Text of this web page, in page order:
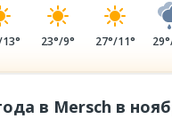
13° 23°/9° 27°/11° 29
в Mersch в